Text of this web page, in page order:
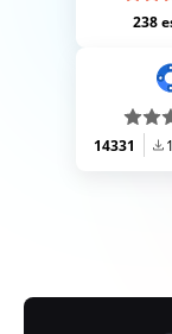
238
14331